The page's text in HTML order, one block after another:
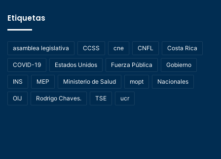
Etiquetas
asamblea legislativa CCSS cne CNFL Costa Rica
COVID-19 Estados Unidos Fuerza Pública Gobierno
INS MEP Ministerio de Salud mopt Nacionales
OIJ Rodrigo Chaves. TSE ucr